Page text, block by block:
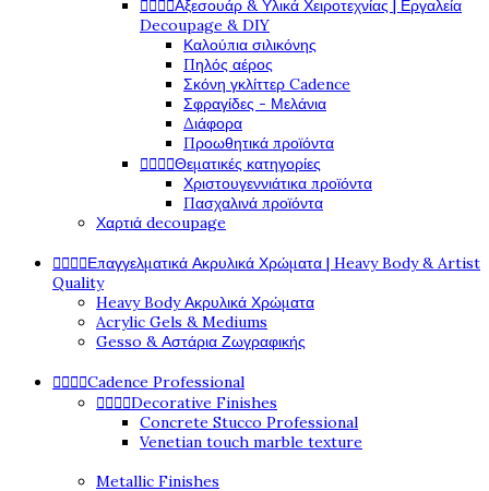
Αξεσουάρ & Υλικά Χειροτεχνίας | Εργαλεία
Decoupage & DIY
Καλούπια σιλικόνης
Πηλός αέρος
Σκόνη γκλίττερ Cadence
Σφραγίδες - Μελάνια
Διάφορα
Προωθητικά προϊόντα
Θεματικές κατηγορίες
Χριστουγεννιάτικα προϊόντα
Πασχαλινά προϊόντα
Χαρτιά decoupage
Επαγγελματικά Ακρυλικά Χρώματα | Heavy Body & Artist
Quality
Heavy Body Ακρυλικά Χρώματα
Acrylic Gels & Mediums
Gesso & Αστάρια Ζωγραφικής
Cadence Professional
Decorative Finishes
Concrete Stucco Professional
Venetian touch marble texture
Metallic Finishes